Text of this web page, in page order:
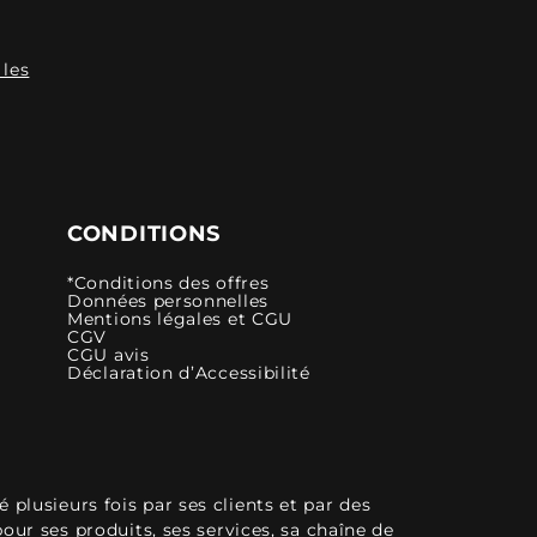
CONDITIONS
*Conditions des offres
Données personnelles
Mentions légales et CGU
CGV
CGU avis
Déclaration d’Accessibilité
plusieurs fois par ses clients et par des
ses produits, ses services, sa chaîne de